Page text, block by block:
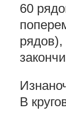
60
рядов),
В